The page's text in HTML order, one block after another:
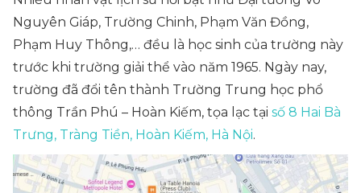
Nguyên Giáp, Trường Chinh, Phạm Văn Đồng,
Phạm Huy Thông,… đều là học sinh của trường này
trước khi trường giải thể vào năm 1965. Ngày nay,
trường đã đổi tên thành Trường Trung học phổ
thông Trần Phú – Hoàn Kiếm, tọa lạc tại số 8 Hai Bà
Trưng, Tràng Tiền, Hoàn Kiếm, Hà Nội.